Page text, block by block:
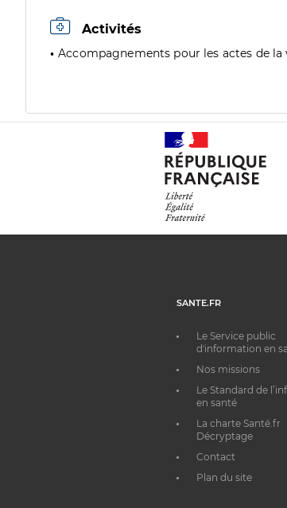
Activités
Accompagnements pour les actes de la
SANTE.FR
Le Service public
d'information en
Nos missions
Le Standard de
en santé
La charte Santé.fr
Décryptage
Contact
Plan du site